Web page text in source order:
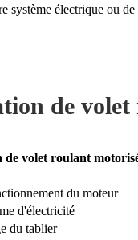
système électrique ou de
de
de volet roulant
du moteur
d'électricité
du tablier